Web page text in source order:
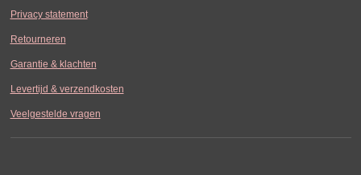
Privacy statement
Retourneren
Garantie & klachten
Levertijd & verzendkosten
Veelgestelde vragen